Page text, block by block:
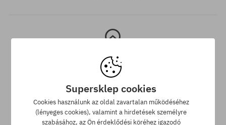
Legjobb ár garancia
A legjobb árak nálunk vannak, de ha véletlenül egy más
Supersklep cookies
Cookies használunk az oldal zavartalan működéséhez
(lényeges cookies), valamint a hirdetések személyre
szabásához, az Ön érdeklődési köréhez igazodó